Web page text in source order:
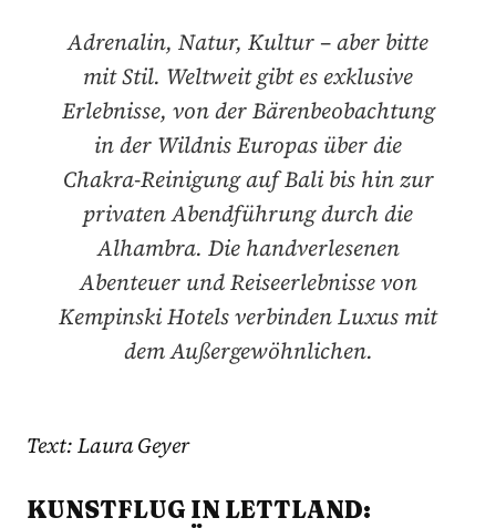
Adrenalin, Natur, Kultur – aber bitte
mit Stil. Weltweit gibt es exklusive
Erlebnisse, von der Bärenbeobachtung
in der Wildnis Europas über die
Chakra-Reinigung auf Bali bis hin zur
privaten Abendführung durch die
Alhambra. Die handverlesenen
Abenteuer und Reiseerlebnisse von
Kempinski Hotels verbinden Luxus mit
dem Außergewöhnlichen.
Text: Laura Geyer
KUNSTFLUG IN LETTLAND: